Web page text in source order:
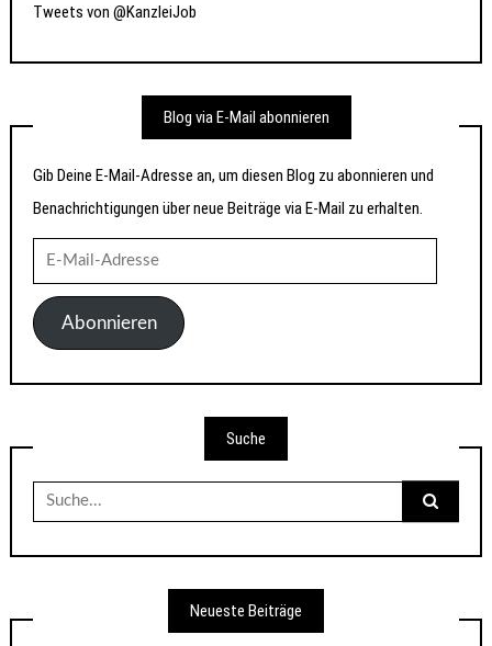
Tweets von @KanzleiJob
Blog via E-Mail abonnieren
Gib Deine E-Mail-Adresse an, um diesen Blog zu abonnieren und
Benachrichtigungen über neue Beiträge via E-Mail zu erhalten.
Mail-
AdresseAbonnieren
Suche
Suche
nach:
Neueste Beiträge